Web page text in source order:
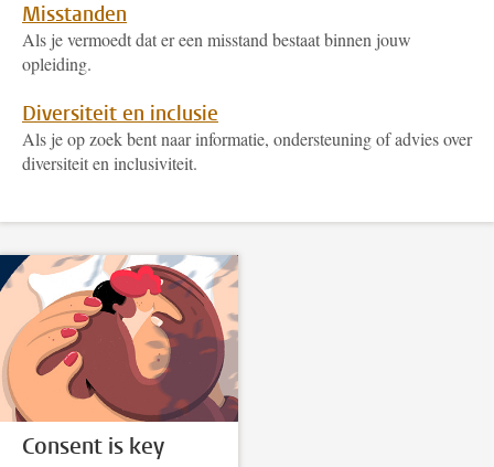
Misstanden
Als je vermoedt dat er een misstand bestaat binnen jouw
opleiding.
Diversiteit en inclusie
Als je op zoek bent naar informatie, ondersteuning of advies over
diversiteit en inclusiviteit.
Consent is key